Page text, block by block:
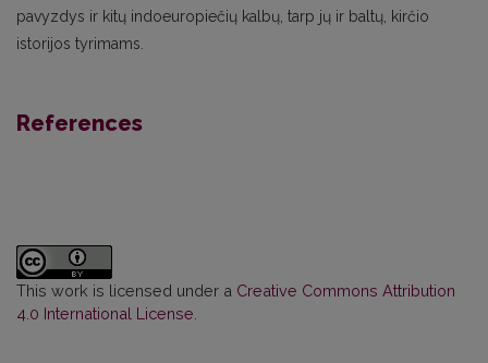
pavyzdys ir kitų indoeuropiečių kalbų, tarp jų ir baltų, kirčio
istorijos tyrimams.
References
This work is licensed under a Creative Commons Attribution
4.0 International License.